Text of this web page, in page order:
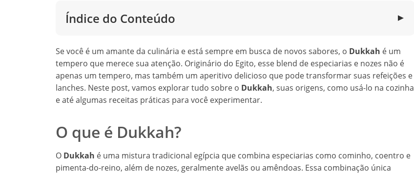
Índice do Conteúdo ▼
Se você é um amante da culinária e está sempre em busca de novos sabores, o Dukkah é um
tempero que merece sua atenção. Originário do Egito, esse blend de especiarias e nozes não é
apenas um tempero, mas também um aperitivo delicioso que pode transformar suas refeições e
lanches. Neste post, vamos explorar tudo sobre o Dukkah, suas origens, como usá-lo na cozinha
e até algumas receitas práticas para você experimentar.
O que é Dukkah?
O Dukkah é uma mistura tradicional egípcia que combina especiarias como cominho, coentro e
pimenta-do-reino, além de nozes, geralmente avelãs ou amêndoas. Essa combinação única